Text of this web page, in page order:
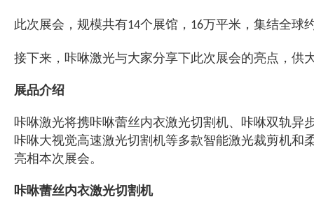
此次展会，规模共有14个展馆， 16万平米，集结全球
接下来，咔咻激光与大家分享下此次展会的亮点，供
展品介绍
咔咻激光将携咔咻蕾丝内衣激光切割机、咔咻双轨异
咔咻大视觉高速激光切割机等多款智能激光裁剪机和
亮相本次展会。
咔咻蕾丝内衣激光切割机